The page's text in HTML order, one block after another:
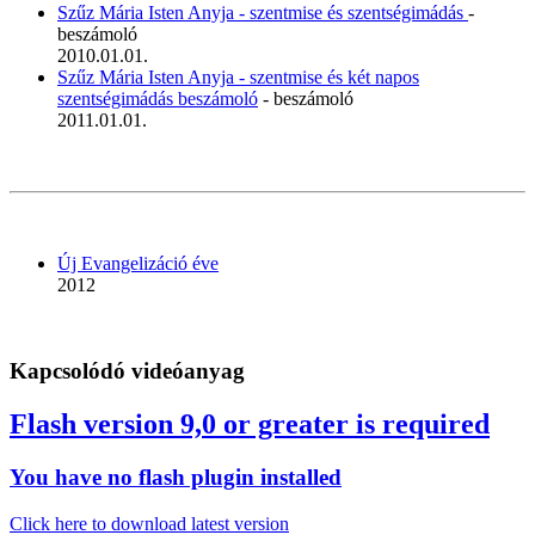
Szűz Mária Isten Anyja - szentmise és szentségimádás -
beszámoló
2010.01.01.
Szűz Mária Isten Anyja - szentmise és két napos
szentségimádás beszámoló - beszámoló
2011.01.01.
Új Evangelizáció éve
2012
Kapcsolódó videóanyag
Flash version 9,0 or greater is required
You have no flash plugin installed
Click here to download latest version